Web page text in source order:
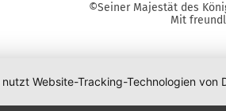
©Seiner Majestät des
Mit
nutzt Website-Tracking-Technologien